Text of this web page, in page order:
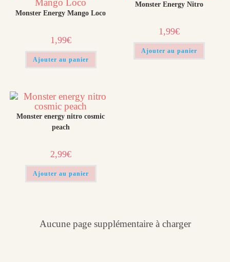
Monster Energy Mango Loco
1,99€
Ajouter au panier
Monster Energy Nitro
1,99€
Ajouter au panier
Monster energy nitro cosmic
peach
2,99€
Ajouter au panier
Aucune page supplémentaire à charger